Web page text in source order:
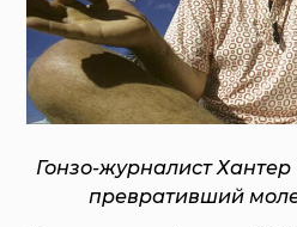
Гонзо-журналист
превративший